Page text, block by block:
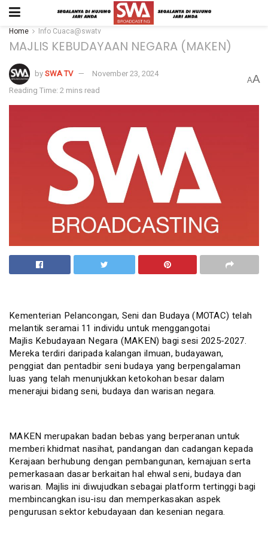
Home Info Cuaca@swatv
MAJLIS KEBUDAYAAN NEGARA (MAKEN)
bySWA TV
November 23, 2024
Reading Time: 2 mins read
AA
Kementerian Pelancongan, Seni dan Budaya (MOTAC) telah
melantik seramai 11 individu untuk menggangotai
Majlis Kebudayaan Negara (MAKEN) bagi sesi 2025-2027.
Mereka terdiri daripada kalangan ilmuan, budayawan,
penggiat dan pentadbir seni budaya yang berpengalaman
luas yang telah menunjukkan ketokohan besar dalam
menerajui bidang seni, budaya dan warisan negara.
MAKEN merupakan badan bebas yang berperanan untuk
memberi khidmat nasihat, pandangan dan cadangan kepada
Kerajaan berhubung dengan pembangunan, kemajuan serta
pemerkasaan dasar berkaitan hal ehwal seni, budaya dan
warisan. Majlis ini diwujudkan sebagai platform tertinggi bagi
membincangkan isu-isu dan memperkasakan aspek
pengurusan sektor kebudayaan dan kesenian negara.